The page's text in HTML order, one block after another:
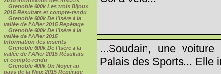
Grenoble 600k Les trois Bijoux
2015 Résultats et compte-rendu
Grenoble 600k De l'Isère à la
vallée de l'Allier 2015 Repérage
Grenoble 600k De l'Isère à la
vallée de l'Allier 2015
Information des inscrits
Grenoble 600k De l'Isère à la
vallée de l'Allier 2015 Résultats
et compte-rendu
Grenoble 400k Un Noyer au
pays de la Noix 2015 Repérage
...Soudain, une
Palais des Sports... Elle